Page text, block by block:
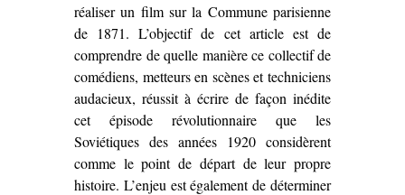
réaliser un film sur la Commune parisienne
de 1871. L’objectif de cet article est de
comprendre de quelle manière ce collectif de
comédiens, metteurs en scènes et techniciens
audacieux, réussit à écrire de façon inédite
cet épisode révolutionnaire que les
Soviétiques des années 1920 considèrent
comme le point de départ de leur propre
histoire. L’enjeu est également de déterminer